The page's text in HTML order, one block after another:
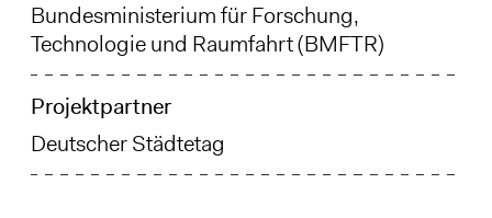
Bundesministerium für Forschung,
Technologie und Raumfahrt (BMFTR)
Projektpartner
Deutscher Städtetag